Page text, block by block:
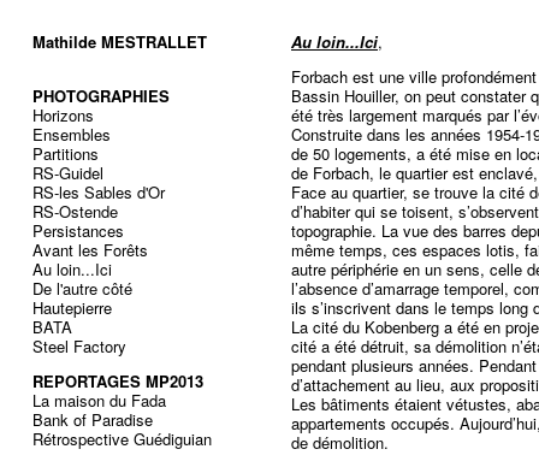
Mathilde MESTRALLET
PHOTOGRAPHIES
Horizons
Ensembles
Partitions
RS-Guidel
RS-les Sables d'Or
RS-Ostende
Persistances
Avant les Forêts
Au loin...Ici
De l'autre côté
Hautepierre
BATA
Steel Factory
REPORTAGES MP2013
La maison du Fada
Bank of Paradise
Rétrospective Guédiguian
Au loin...Ici,
Forbach est une ville
Bassin Houiller, on peut constater
été très largement marqués par
Construite dans les années 1954-
de 50 logements, a été mise en
de Forbach, le quartier est
Face au quartier, se trouve la cité
d’habiter qui se toisent,
topographie. La vue des barres
même temps, ces espaces lotis,
autre périphérie en un sens, celle
l’absence d’amarrage temporel,
ils s’inscrivent dans le temps
La cité du Kobenberg a été en
cité a été détruit, sa démolition
pendant plusieurs années.
d’attachement au lieu, aux
Les bâtiments étaient vétustes,
appartements occupés.
de démolition.